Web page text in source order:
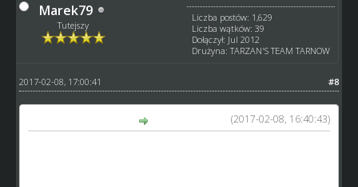
Marek79
Tutejszy
Liczba postów: 1,629
Liczba wątków: 39
Dołączył: Jul 2012
Drużyna: TARZAN'S TEAM TARNOW
#8
2017-02-08, 17:00:41
(2017-02-08, 16:40:43)